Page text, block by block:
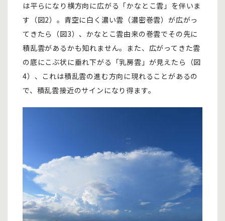
は平らになり横方向に広がる「かなとこ雲」を伴いま
す（図2）。青空に白く濃い雲（濃密巻雲）が広がっ
てきたら（図3）、かなとこ雲由来の巻雲でその先に
積乱雲があるかも知れません。また、広がってきた雲
の底にこぶ状に垂れ下がる「乳房雲」が見えたら（図
4）、これは積乱雲の進む方向に現れることがあるの
で、積乱雲接近のサインになり得ます。